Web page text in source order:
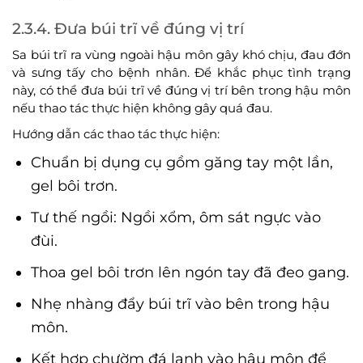
2.3.4. Đưa búi trĩ về đúng vị trí
Sa búi trĩ ra vùng ngoài hậu môn gây khó chịu, đau đớn
và sưng tấy cho bệnh nhân. Để khắc phục tình trạng
này, có thể đưa búi trĩ về đúng vị trí bên trong hậu môn
nếu thao tác thực hiện không gây quá đau.
Hướng dẫn các thao tác thực hiện:
Chuẩn bị dụng cụ gồm găng tay một lần,
gel bôi trơn.
Tư thế ngồi: Ngồi xổm, ôm sát ngực vào
đùi.
Thoa gel bôi trơn lên ngón tay đã đeo gang.
Nhẹ nhàng đẩy búi trĩ vào bên trong hậu
môn.
Kết hợp chườm đá lạnh vào hậu môn để